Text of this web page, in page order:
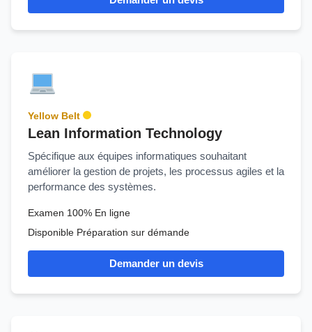
Yellow Belt
Lean Information Technology
Spécifique aux équipes informatiques souhaitant
améliorer la gestion de projets, les processus agiles et la
performance des systèmes.
Examen 100% En ligne
Disponible Préparation sur démande
Demander un devis